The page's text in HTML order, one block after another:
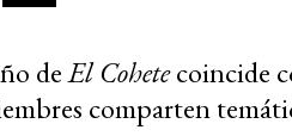
deEl Cohetecoincide
comparten